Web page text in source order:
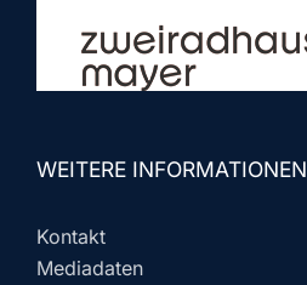
WEITERE INFORMATIONEN
Kontakt
Mediadaten